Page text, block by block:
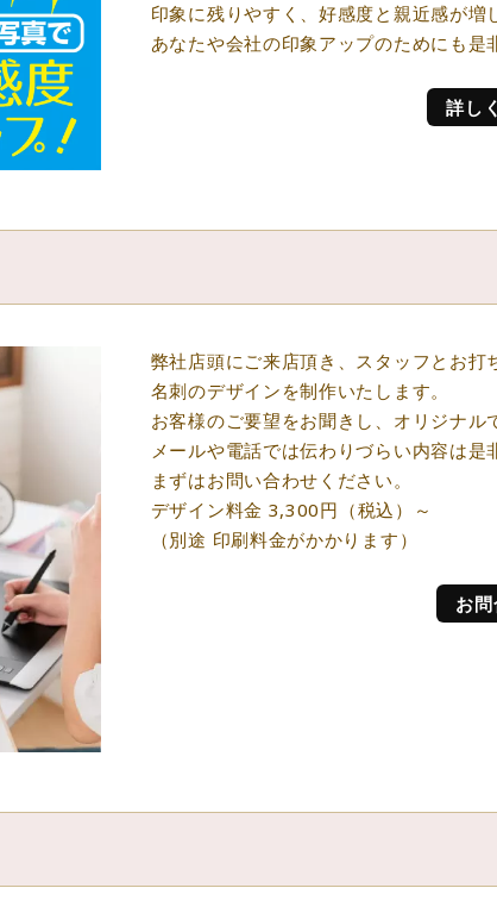
印象に残りやすく、好感度と親近感が増
あなたや会社の印象アップのためにも是
詳し
弊社店頭にご来店頂き、スタッフとお打
名刺のデザインを制作いたします。
お客様のご要望をお聞きし、オリジナル
メールや電話では伝わりづらい内容は
まずはお問い合わせください。
デザイン料金 3,300円（税込）～
（別途 印刷料金がかかります）
お